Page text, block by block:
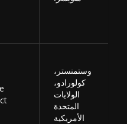
وستمنستر،
كولورادو،
الولايات
المتحدة
الأمريكية